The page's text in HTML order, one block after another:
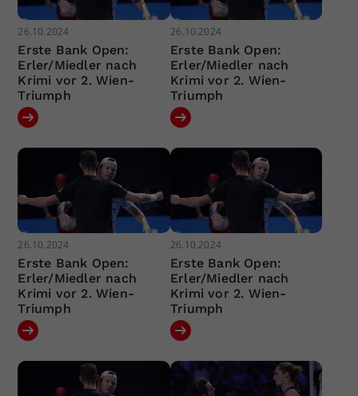
26.10.2024
Erste Bank Open:
Erler/Miedler nach
Krimi vor 2. Wien-
Triumph
26.10.2024
Erste Bank Open:
Erler/Miedler nach
Krimi vor 2. Wien-
Triumph
26.10.2024
Erste Bank Open:
Erler/Miedler nach
Krimi vor 2. Wien-
Triumph
26.10.2024
Erste Bank Open:
Erler/Miedler nach
Krimi vor 2. Wien-
Triumph